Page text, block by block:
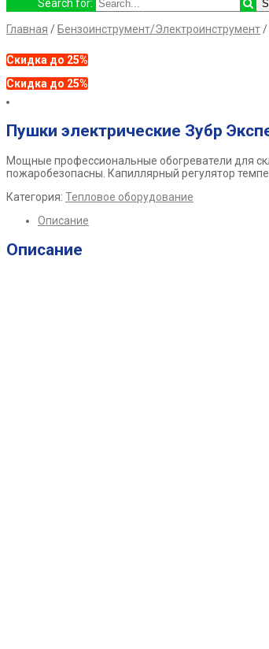
Search for:
Главная / Бензоинструмент/Электроинструмент/
Скидка до 25%
Скидка до 25%
Пушки электрические Зубр
Мощные профессиональные обогреватели для
пожаробезопасны. Капиллярный регулятор
Категория: Тепловое оборудование
Описание
Описание